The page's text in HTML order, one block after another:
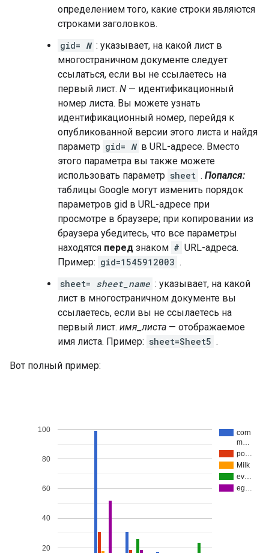
определением того, какие строки являются
строками заголовков.
gid= N : указывает, на какой лист в
многостраничном документе следует
ссылаться, если вы не ссылаетесь на
первый лист. N — идентификационный
номер листа. Вы можете узнать
идентификационный номер, перейдя к
опубликованной версии этого листа и найдя
параметр gid= N в URL-адресе. Вместо
этого параметра вы также можете
использовать параметр sheet . Попался:
таблицы Google могут изменить порядок
параметров gid в URL-адресе при
просмотре в браузере; при копировании из
браузера убедитесь, что все параметры
находятся перед знаком # URL-адреса.
Пример: gid=1545912003 .
sheet= sheet_name : указывает, на какой
лист в многостраничном документе вы
ссылаетесь, если вы не ссылаетесь на
первый лист. имя_листа — отображаемое
имя листа. Пример: sheet=Sheet5 .
Вот полный пример: